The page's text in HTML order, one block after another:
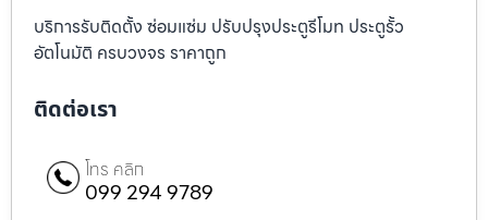
บริการรับติดตั้ง ซ่อมแซ่ม ปรับปรุงประตูรีโมท ประตูรั้ว
อัตโนมัติ ครบวงจร ราคาถูก
ติดต่อเรา
โทร คลิก
099 294 9789